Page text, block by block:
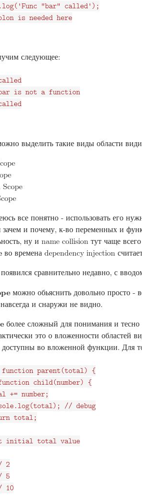
"bar" called');
is needed here
следующее:
is not a function
выделить такие виды области
все понятно - использовать его
зачем и почему, к-во переменных и
ну и name collision тут чаще
во времена dependency injection
появился сравнительно недавно, с
можно обьяснить довольно просто -
и снаружи не видно.
более сложный для понимания и
это о вложенности областей
во вложенной функции. Для
function parent(total) {
child(number) {
+= number;
// debug
total;
initial total value
2
5